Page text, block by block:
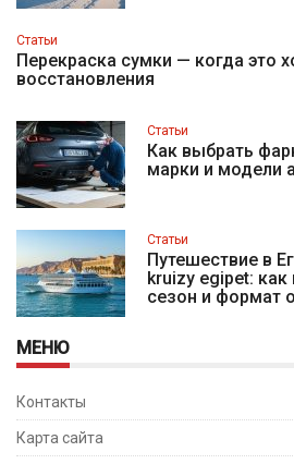
Статьи
Перекраска сумки — когда это
восстановления
Статьи
Как выбрать
марки и модели
Статьи
Путешествие в
kruizy egipet:
сезон и формат
МЕНЮ
Контакты
Карта сайта